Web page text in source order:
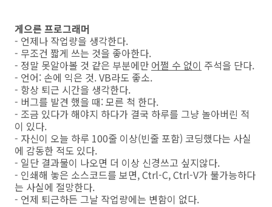
게으른 프로그래머
- 언제나 작업량을 생각한다.
- 무조건 짧게 쓰는 것을 좋아한다.
- 정말 못알아볼 것 같은 부분에만 어쩔 수 없이 주석을 단다.
- 언어: 손에 익은 것. VB라도 좋소.
- 항상 퇴근 시간을 생각한다.
- 버그를 발견 했을 때: 모른 척 한다.
- 조금 있다가 해야지 하다가 결국 하루를 그냥 놀아버린 적
이 있다.
- 자신이 오늘 하루 100줄 이상(빈줄 포함) 코딩했다는 사실
에 감동한 적도 있다.
- 일단 결과물이 나오면 더 이상 신경쓰고 싶지않다.
- 인쇄해 놓은 소스코드를 보면, Ctrl-C, Ctrl-V가 불가능하다
는 사실에 절망한다.
- 언제 퇴근하든 그날 작업량에는 변함이 없다.